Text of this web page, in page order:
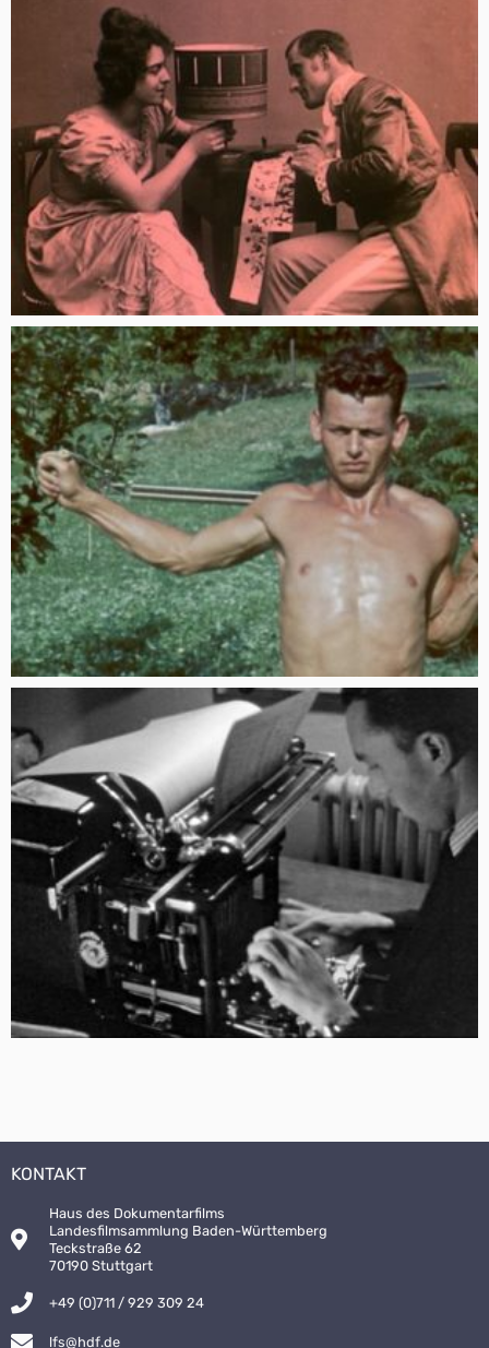
KONTAKT
Haus des Dokumentarfilms
Landesfilmsammlung Baden-Württemberg
Teckstraße 62
70190 Stuttgart
+49 (0)711 / 929 309 24
lfs@hdf.de